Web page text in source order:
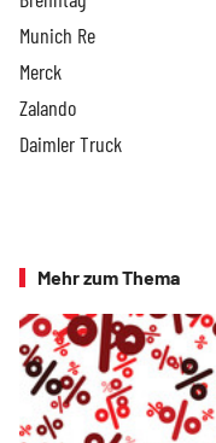
Munich Re
Merck
Zalando
Daimler Truck
Mehr zum Thema